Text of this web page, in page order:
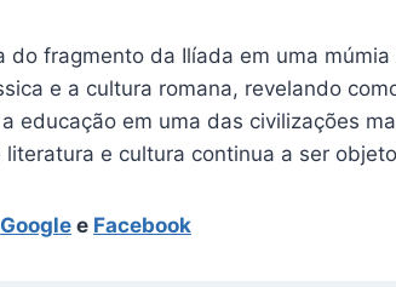
do fragmento da Ilíada em uma
e a cultura romana, revelando
educação em uma das civilizações
literatura e cultura continua a ser
Google e Facebook